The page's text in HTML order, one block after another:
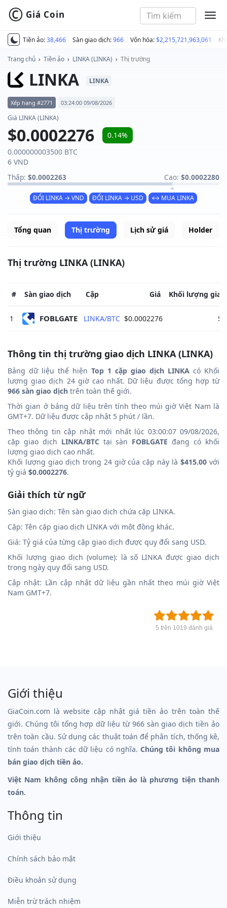
Tiền ảo:38,466 Sàn giao dịch:966 Vốn hóa:$2,215,721,963,061
© Giá Coin
Trang chủ › Tiền ảo › LINKA (LINKA) › Thị trường
LINKA LINKA
Xếp hạng #2771 03:24:00 09/08/2026
Giá LINKA (LINKA)
$0.0002276
0.14%
0.000000003500 BTC
6 VND
Thấp: $0.0002263 Cao: $0.0002280
ĐỔI LINKA → VND ĐỔI LINKA → USD ↔ MUA LINKA
Tổng quan Thị trường Lịch sử giá Holder
Thị trường LINKA (LINKA)
# Sàn giao dịch Cặp Giá Khối lượng giao
1 FOBLGATE LINKA/BTC $0.0002276
Thông tin thị trường giao dịch LINKA (LINKA)
Bảng dữ liệu thể hiện Top 1 cặp giao dịch LINKA có Khối
lượng giao dịch 24 giờ cao nhất. Dữ liệu được tổng hợp từ
966 sàn giao dịch trên toàn thế giới.
Thời gian ở bảng dữ liệu trên tính theo múi giờ Việt Nam là
GMT+7. Dữ liệu được cập nhật 5 phút / lần.
Theo thông tin cập nhật mới nhất lúc 03:00:07 09/08/2026,
cặp giao dịch LINKA/BTC tại sàn FOBLGATE đang có khối
lượng giao dịch cao nhất.
Khối lượng giao dịch trong 24 giờ của cặp này là$415.00 với
tỷ giá $0.0002276.
Giải thích từ ngữ
Sàn giao dịch: Tên sàn giao dịch chứa cặp LINKA.
Cặp: Tên cặp giao dịch LINKA với một đồng khác.
Giá: Tỷ giá của từng cặp giao dịch được quy đổi sang USD.
Khối lượng giao dịch (volume): là số LINKA được giao dịch
trong ngày quy đổi sang USD.
Cập nhật: Lần cập nhật dữ liệu gần nhất theo múi giờ Việt
Nam GMT+7.
5 trên 1019 đánh giá
Giới thiệu
GiaCoin.com là website cập nhật giá tiền ảo trên toàn thế
giới. Chúng tôi tổng hợp dữ liệu từ 966 sàn giao dịch tiền ảo
trên toàn cầu. Sử dụng các thuật toán để phân tích, thống kê,
tính toán thành các dữ liệu có nghĩa.Chúng tôi không mua
bán giao dịch tiền ảo.
Việt Nam không công nhận tiền ảo là phương tiện thanh
toán.
Thông tin
Giới thiệu
Chính sách bảo mật
Điều khoản sử dụng
Miễn trừ trách nhiệm